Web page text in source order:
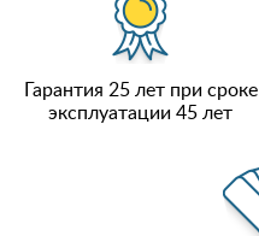
Гарантия 25 лет при сроке
эксплуатации 45 лет